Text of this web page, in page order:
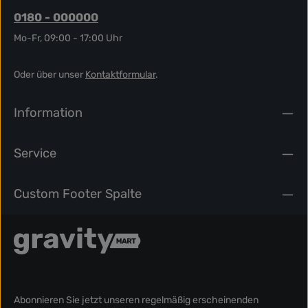
0180 - 000000
Mo-Fr, 09:00 - 17:00 Uhr
Oder über unser Kontaktformular.
Information
Service
Custom Footer Spalte
Abonnieren Sie jetzt unseren regelmäßig erscheinenden